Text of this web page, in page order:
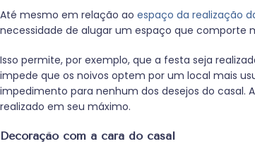
Até mesmo em relação ao espaço da realização
necessidade de alugar um espaço que comporte
Isso permite, por exemplo, que a festa seja
impede que os noivos optem por um local mais
impedimento para nenhum dos desejos do casal.
realizado em seu máximo.
Decoração com a cara do casal